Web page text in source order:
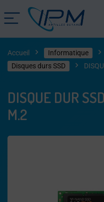
Accueil Informatique
Disques durs SSD
DISQUE DUR
M.2